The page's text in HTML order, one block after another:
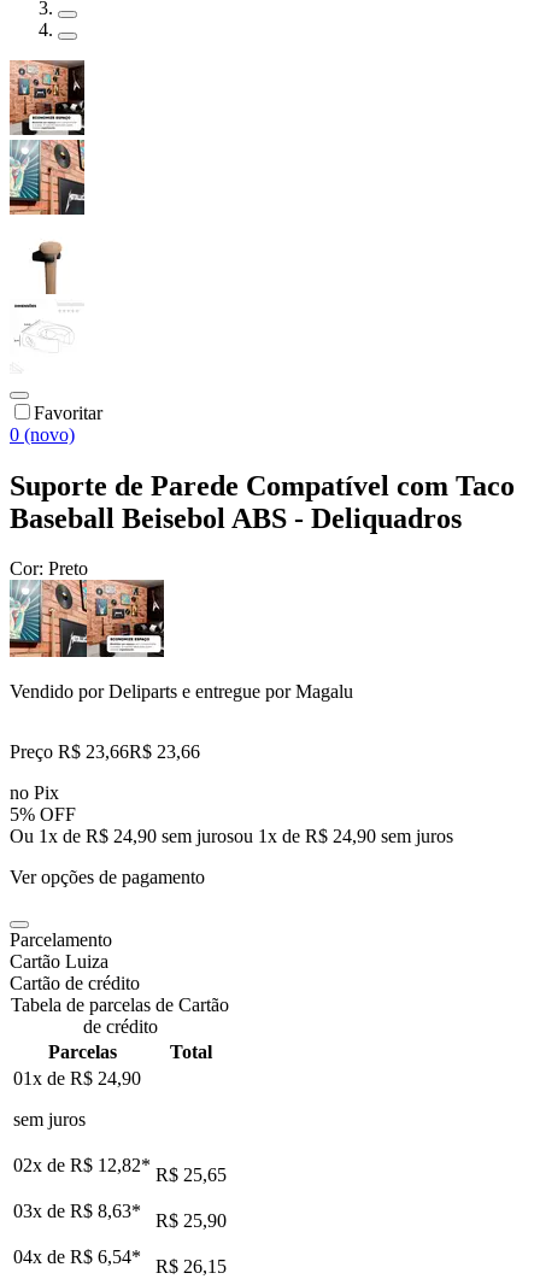
Favoritar
0 (novo)
Suporte de Parede Compatível com Taco
Baseball Beisebol ABS - Deliquadros
Cor: Preto
Vendido porDeliparts e entregue por Magalu
Preço R$ 23,66R$ 23,66
no Pix
5% OFF
Ou 1x de R$ 24,90 sem jurosou 1x de R$ 24,90 sem juros
Ver opções de pagamento
Parcelamento
Cartão Luiza
Cartão de crédito
Tabela de parcelas de Cartão
de crédito
Parcelas
Total
01x de R$ 24,90
sem juros
02x de R$ 12,82* R$ 25,65
03x de R$ 8,63*
R$ 25,90
04x de R$ 6,54* R$ 26,15